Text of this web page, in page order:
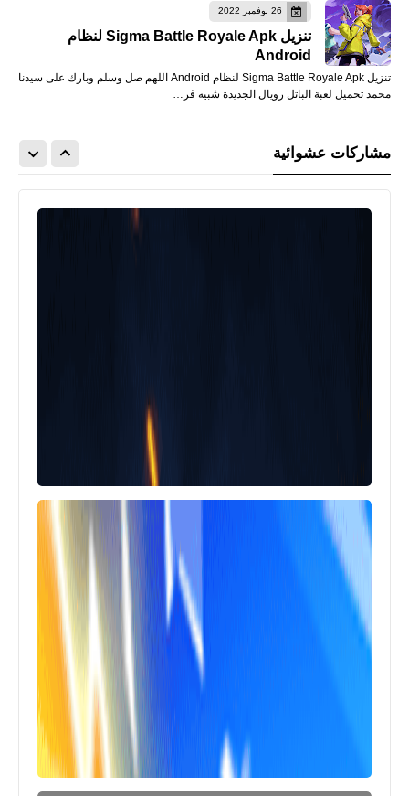
26 نوفمبر 2022
تنزيل Sigma Battle Royale Apk لنظام
Android
تنزيل Sigma Battle Royale Apk لنظام Android اللهم صل وسلم وبارك على سيدنا
محمد تحميل لعبة الباتل رويال الجديدة شبيه فر…
مشاركات عشوائية